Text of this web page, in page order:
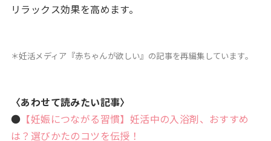
リラックス効果を高めます。
＊妊活メディア『赤ちゃんが欲しい』の記事を再編集しています。
〈あわせて読みたい記事〉
● 【妊娠につながる習慣】妊活中の入浴剤、おすすめ
は？選びかたのコツを伝授！